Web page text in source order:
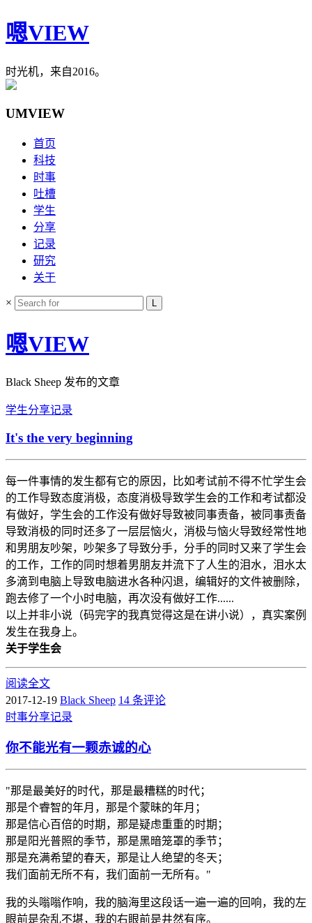
嗯VIEW
时光机，来自2016。
UMVIEW
首页
科技
时事
吐槽
学生
分享
记录
研究
关于
×
嗯VIEW
Black Sheep 发布的文章
学生分享记录
It's the very beginning
每一件事情的发生都有它的原因，比如考试前不得不忙学生会
的工作导致态度消极，态度消极导致学生会的工作和考试都没
有做好，学生会的工作没有做好导致被同事责备，被同事责备
导致消极的同时还多了一层层恼火，消极与恼火导致经常性地
和男朋友吵架，吵架多了导致分手，分手的同时又来了学生会
的工作，工作的同时想着男朋友并流下了人生的泪水，泪水太
多滴到电脑上导致电脑进水各种闪退，编辑好的文件被删除，
跑去修了一个小时电脑，再次没有做好工作......
以上并非小说（码完字的我真觉得这是在讲小说），真实案例
发生在我身上。
关于学生会
阅读全文
2017-12-19 Black Sheep 14 条评论
时事分享记录
你不能光有一颗赤诚的心
"那是最美好的时代，那是最糟糕的时代；
那是个睿智的年月，那是个蒙昧的年月；
那是信心百倍的时期，那是疑虑重重的时期；
那是阳光普照的季节，那是黑暗笼罩的季节；
那是充满希望的春天，那是让人绝望的冬天；
我们面前无所不有，我们面前一无所有。"
我的头嗡嗡作响，我的脑海里这段话一遍一遍的回响，我的左
眼前是杂乱不堪，我的右眼前是井然有序。